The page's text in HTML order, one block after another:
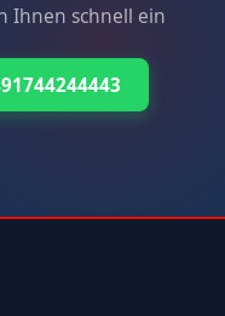
Ihnen schnell ein